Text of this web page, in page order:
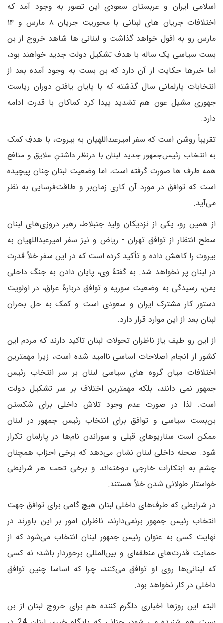
اسلامی ایران و عربستان سعودی این تصور به وجود آمد که
اختلافات جریان های لبنانی با محوریت جریان ۸ مارس و ۱۴
مارس رو به افول خواهد گذاشت و لبنانی ها شاهد خروج از بن
بست سیاسی یک ساله با هدف تشکیل دولت جدید خواهند بود،
اما خبرها حکایت از آن دارد که بن بست به وجود آمده بعد از
انتخابات پارلمانی سال گذشته که با پایان یافتن دوران ریاست
جهوری مشیل عون هم تشدید پیدا کرد کماکان با قدرت ادامه
دارد.
تقریباً روشن است که سفر امیرعبداللهیان به بیروت، با هدفِ کمک
به انتخاب رئیس‌جمهور جدید لبنان با درنظر داشتنِ علایق و منافع
همه طرف ها صورت گرفته است، اما وضعیت لبنان چنان پیچیده
است که توافق در مورد آن کاری زمان‌بر و طاقت‌فرسایی به نظر
می‌آید.
از همین رو، یکی از نزدیکان ولید جنبلاط، رهبر دروزی‌های لبنان
سطح انتظار از توافق تهران - ریاض و نیز سفر امیرعبداللهیان به
بیروت را کاهش داده و تأکید کرده است که در این سفر خلأ قدرت
در لبنان پر نخواهد شد. به گفتۀ وی، پایان دادن به جنگ داخلی
یمن، رسیدگی به وضعیت سوریه و توافق دربارۀ عراق، در اولویت
دستور کار مشترک ایران و سعودی است و کمک به حل بحران
لبنان بعد از این موارد قرار دارد.
از این رو طیف یاز ناظران تحولات لبنان تاکید دارند که مردم این
کشور از انجام اصلاحات اساسی ناامید شده است، زیرا مهمترین
اختلافات میان گروه های سیاسی لبنان بر سر انتخاب رئیس
جمهور نمی دانند، بلکه مهمترین اختلاف بر سر تشکیل دولت
است. لذا در صورت عدم وجود تلاش داخلی برای شکستن
بن‌بست سیاسی و توافق برای انتخاب رئیس جمهور در لبنان
ممکن است سناریوهای قبلی و سوزاندن نام‌ها در پارلمان تکرار
شود. صحنه داخلی لبنان نشان می‌دهد که برخی احزاب همچنان
چشم به ابتکارات خارجی دوخته‌اند و برخی تحت هر شرایطی
خواستار طولانی شدن خلأ هستند.
در شرایطی که طرف‌های داخلی لبنان هیچ گامی برای توافق جهت
انتخاب رئیس جمهور برنمی‌دارند، ناظران امور بر این باورند در
نهایت کسی به عنوان رئیس جمهور لبنان انتخاب می‌شود که از
حمایت قدرت‌های منطقه‌ای و بین‌المللی برخوردار باشد؛ نه کسی
که لبنانی‌ها روی او توافق می‌کنند، چرا که اساسا چنین توافق
داخلی در کار نخواهد بود.
البته این روزها اخباری دلگرم کننده هم برای خروج لبنان از بن